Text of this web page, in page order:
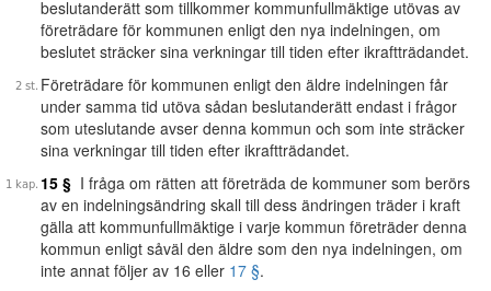
beslutanderätt som tillkommer kommunfullmäktige utövas av
företrädare för kommunen enligt den nya indelningen, om
beslutet sträcker sina verkningar till tiden efter ikraftträdandet.
Företrädare för kommunen enligt den äldre indelningen får
under samma tid utöva sådan beslutanderätt endast i frågor
som uteslutande avser denna kommun och som inte sträcker
sina verkningar till tiden efter ikraftträdandet.
15 § I fråga om rätten att företräda de kommuner som berörs
av en indelningsändring skall till dess ändringen träder i kraft
gälla att kommunfullmäktige i varje kommun företräder denna
kommun enligt såväl den äldre som den nya indelningen, om
inte annat följer av 16 eller 17 §.